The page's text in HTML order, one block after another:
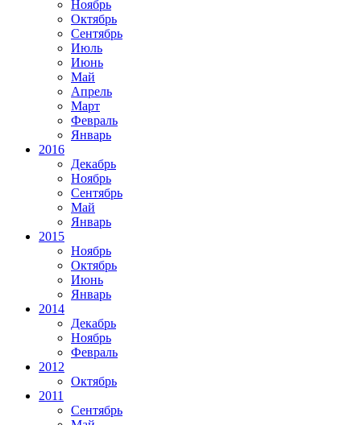
Ноябрь
Октябрь
Сентябрь
Июль
Июнь
Май
Апрель
Март
Февраль
Январь
2016
Декабрь
Ноябрь
Сентябрь
Май
Январь
2015
Ноябрь
Октябрь
Июнь
Январь
2014
Декабрь
Ноябрь
Февраль
2012
Октябрь
2011
Сентябрь